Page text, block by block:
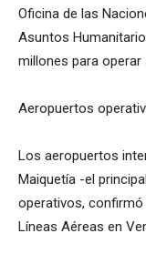
Oficina de las
Asuntos
millones para operar
Aeropuertos
Los aeropuertos
Maiquetía -el
operativos, confirmó
Líneas Aéreas en